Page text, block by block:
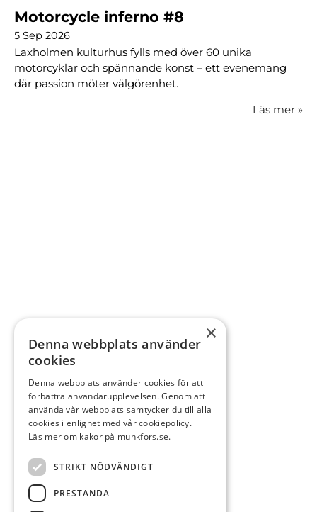
Motorcycle inferno #8
5 Sep 2026
Laxholmen kulturhus fylls med över 60 unika
motorcyklar och spännande konst – ett evenemang
där passion möter välgörenhet.
Läs mer »
×
Denna webbplats använder
cookies
Denna webbplats använder cookies för att
förbättra användarupplevelsen. Genom att
använda vår webbplats samtycker du till alla
cookies i enlighet med vår cookiepolicy.
Läs mer om kakor på munkfors.se.
STRIKT NÖDVÄNDIGT
PRESTANDA